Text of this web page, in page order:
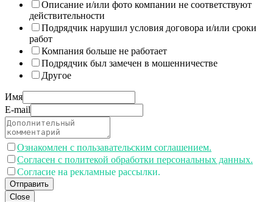
Описание и/или фото компании не соответствуют
действительности
Подрядчик нарушил условия договора и/или сроки
работ
Компания больше не работает
Подрядчик был замечен в мошенничестве
Другое
Имя
E-mail
Ознакомлен с пользавательским соглашением.
Согласен с политекой обработки персональных данных.
Согласие на рекламные рассылки.
Отправить
Close